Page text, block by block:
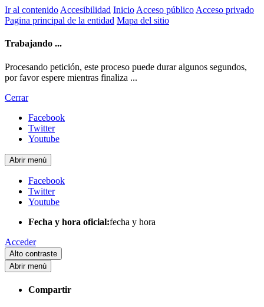
Ir al contenido Accesibilidad Inicio Acceso público Acceso privado
Pagina principal de la entidad Mapa del sitio
Trabajando ...
Procesando petición, este proceso puede durar algunos segundos,
por favor espere mientras finaliza ...
Cerrar
Facebook
Twitter
Youtube
Abrir menú
Facebook
Twitter
Youtube
Fecha y hora oficial:fecha y hora
Acceder
Alto contraste
Abrir menú
Compartir